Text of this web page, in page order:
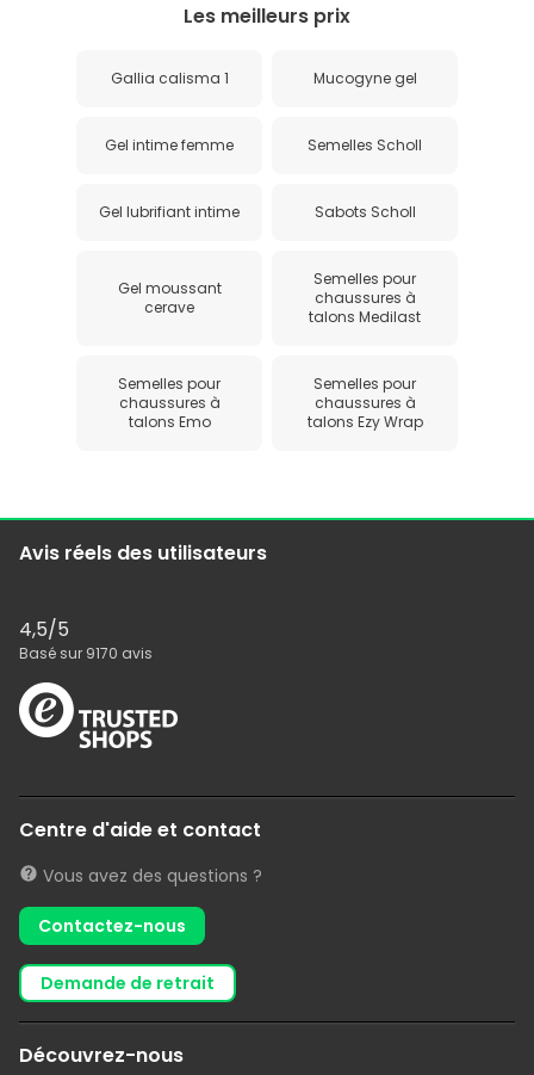
Les meilleurs prix
Gallia calisma 1 Mucogyne gel
Gel intime femme Semelles Scholl
Gel lubrifiant intime Sabots Scholl
Gel moussant
cerave
Semelles pour
chaussures à
talons Medilast
Semelles pour
chaussures à
talons Emo
Semelles pour
chaussures à
talons Ezy Wrap
Avis réels des utilisateurs
4,5/5
Basé sur 9170 avis
Centre d'aide et contact
Vous avez des questions ?
Contactez-nous
demande de retrait
Découvrez-nous